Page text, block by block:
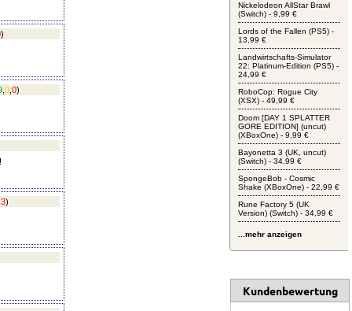
)
0 0)
3)
Nickelodeon AllStar Brawl
(Switch) - 9,99 €
Lords of the Fallen (PS5) -
13,99 €
Landwirtschafts-Simulator
22: Platinum-Edition (PS5) -
24,99 €
RoboCop: Rogue City
(XSX) - 49,99 €
Doom [DAY 1 SPLATTER
GORE EDITION] (uncut)
(XBoxOne) - 9,99 €
Bayonetta 3 (UK, uncut)
(Switch) - 34,99 €
SpongeBob - Cosmic
Shake (XBoxOne) - 22,99 €
Rune Factory 5 (UK
Version) (Switch) - 34,99 €
...mehr anzeigen
Kundenbewertung